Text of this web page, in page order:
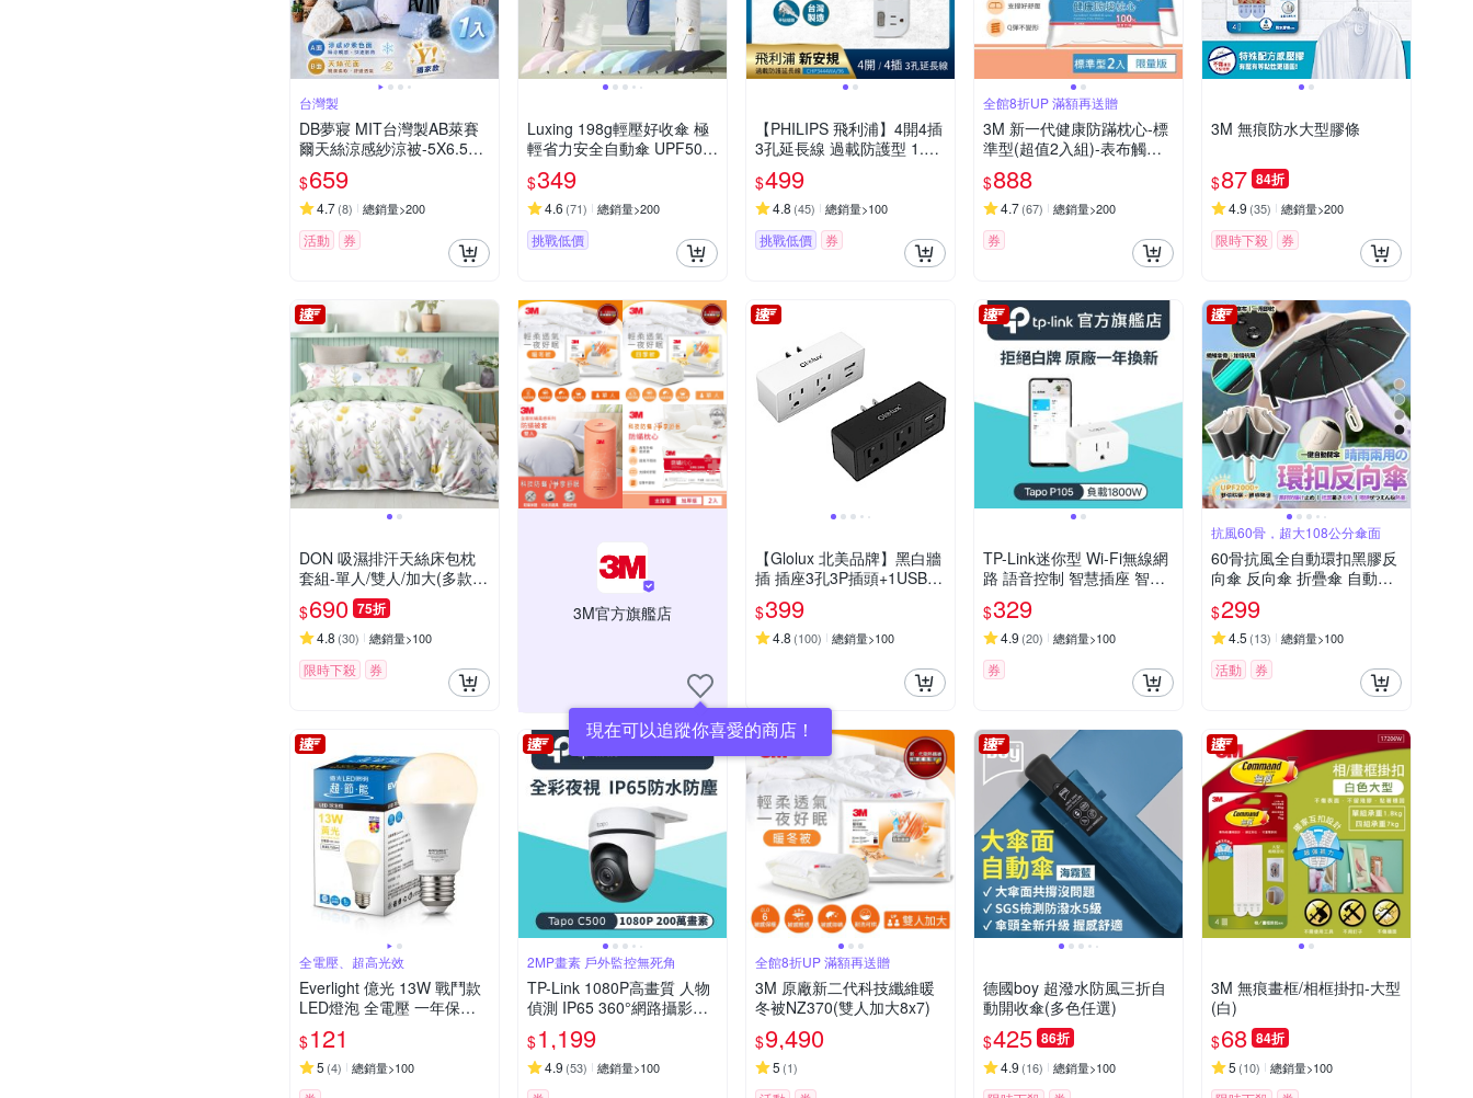
台灣製
DB夢寢 MIT台灣製AB萊賽
爾天絲涼感紗涼被-5X6.5尺
多款可選
$659
4.7(8) 總銷量>200
活動 券
Luxing 198g輕壓好收傘 極
輕省力安全自動傘 UPF50
+黑膠防曬陽傘 折疊傘晴雨
傘口袋傘 迷你輕量傘
$349
4.6 (71) 總銷量>200
挑戰低價
【PHILIPS 飛利浦】4開4插
3孔延長線 過載防護型 1.8
$499
4.8 (45) 總銷量>100
挑戰低價 券
全館8折UP 滿額再送贈
3M 新一代健康防蹣枕心-標
準型(超值2入組)-表布觸感
再升級
$888
4.7(67) 總銷量>200
券
3M 無痕防水大型膠條
$87 84折
4.9 (35) 總銷量>200
限時下殺 券
DON 吸濕排汗天絲床包枕
套組-單人/雙人/加大(多款任
選)-快速出貨
$690 75折
4.8 (30) 總銷量>100
限時下殺 券
3M官方旗艦店
現在可以追蹤你喜愛的商店！
【Glolux 北美品牌】黑白牆
插 插座3孔3P插頭+1USB +
1Type-C擴充式壁插轉接器
(WO-2A2B-100) (1組2入)
$399
4.8 (100) 總銷量>100
TP-Link迷你型 Wi-Fi無線網
路 語音控制 智慧插座 智能
開關(支援Google，Alexa/智
慧充/Tapo P105)
$329
4.9 (20) 總銷量>100
券
抗風60骨，超大108公分傘面
60骨抗風全自動環扣黑膠反
向傘 反向傘 折疊傘 自動傘
雨傘 遮陽傘 樂豐生活
$299
4.5 (13) 總銷量>100
活動 券
全電壓、超高光效
Everlight 億光 13W 戰鬥款
LED燈泡 全電壓 一年保固
(白光/黃光/自然光)
$121
5 (4) 總銷量>100
2MP畫素 戶外監控無死角
TP-Link 1080P高畫質 人物
偵測 IP65 360°網路攝影機
WiFi監視器 IPCAM (雙向語
音/全彩夜視/Tapo C500)
$1,199
4.9 (53) 總銷量>100
全館8折UP 滿額再送贈
3M 原廠新二代科技纖維暖
冬被NZ370(雙人加大8x7)
$9,490
5 (1)
德國boy 超潑水防風三折自
動開收傘(多色任選)
$425 86折
4.9 (16) 總銷量>100
3M 無痕畫框/相框掛扣-大型
(白)
$68 84折
5 (10) 總銷量>100